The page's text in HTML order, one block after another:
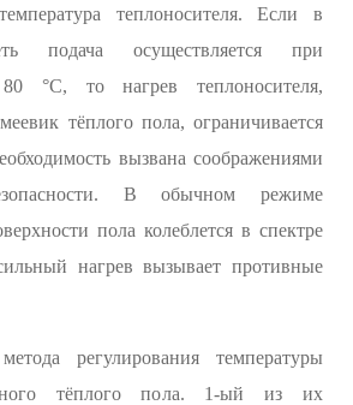
теплоносителя. Если в
подача осуществляется при
°С, то нагрев теплоносителя,
тёплого пола, ограничивается
вызвана соображениями
В обычном режиме
пола колеблется в спектре
нагрев вызывает противные
регулирования температуры
тёплого пола. 1-ый из их